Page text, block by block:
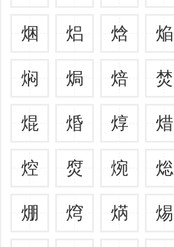
焑 焒 焓 焔
焖 焗 焙 焚
焜 焝 焞 焟
焢 焤 焥 焧
焩 焪 焫 焬